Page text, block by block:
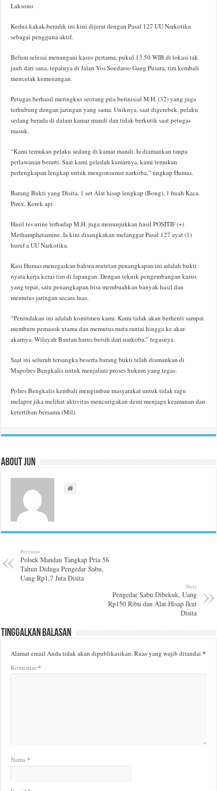
Laksono
Kedua kakak-beradik ini kini dijerat dengan Pasal 127 UU Narkotika
sebagai pengguna aktif.
Belum selesai menangani kasus pertama, pukul 13.50 WIB di lokasi tak
jauh dari sana, tepatnya di Jalan Yos Soedarso Gang Pusara, tim kembali
mencetak kemenangan.
Petugas berhasil meringkus seorang pria berinisial M.H. (32) yang juga
terhubung dengan jaringan yang sama. Uniknya, saat digerebek, pelaku
sedang berada di dalam kamar mandi dan tidak berkutik saat petugas
masuk.
“Kami temukan pelaku sedang di kamar mandi. Ia diamankan tanpa
perlawanan berarti. Saat kami geledah kamarnya, kami temukan
perlengkapan lengkap untuk mengonsumsi narkoba,” ungkap Humas.
Barang Bukti yang Disita, 1 set Alat hisap lengkap (Bong), 1 buah Kaca
Pirex, Korek api
Hasil tes urine terhadap M.H. juga menunjukkan hasil POSITIF (+)
Methamphetamine. Ia kini disangkakan melanggar Pasal 127 ayat (1)
huruf a UU Narkotika.
Kasi Humas menegaskan bahwa rentetan penangkapan ini adalah bukti
nyata kerja keras tim di lapangan. Dengan teknik pengembangan kasus
yang tepat, satu penangkapan bisa membuahkan banyak hasil dan
memutus jaringan secara luas.
“Penindakan ini adalah komitmen kami. Kami tidak akan berhenti sampai
memburu pemasok utama dan memutus mata rantai hingga ke akar-
akarnya. Wilayah Bantan harus bersih dari narkoba,” tegasnya.
Saat ini seluruh tersangka beserta barang bukti telah diamankan di
Mapolres Bengkalis untuk menjalani proses hukum yang tegas.
Polres Bengkalis kembali mengimbau masyarakat untuk tidak ragu
melapor jika melihat aktivitas mencurigakan demi menjaga keamanan dan
ketertiban bersama.(Mil)
About Jun
Previous
Polsek Mandau Tangkap Pria 58
Tahun Diduga Pengedar Sabu,
Uang Rp1,7 Juta Disita
Next
Pengedar Sabu Dibekuk, Uang
Rp150 Ribu dan Alat Hisap Ikut
Disita
Tinggalkan Balasan
Alamat email Anda tidak akan dipublikasikan.Ruas yang wajib ditandai*
Komentar*
Nama *